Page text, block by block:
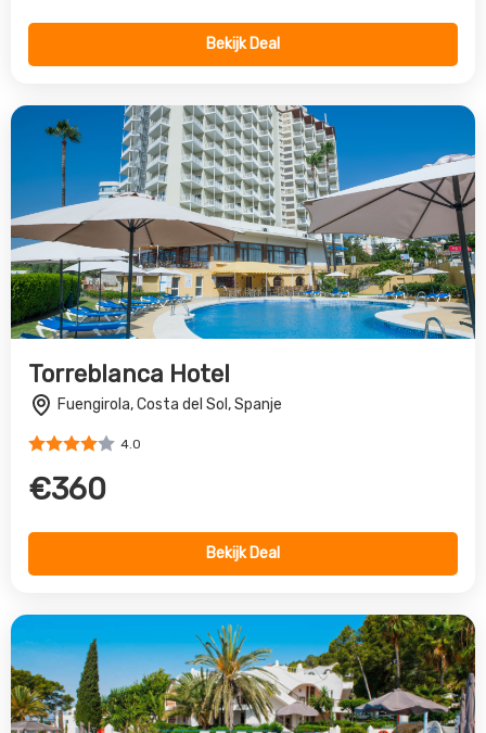
Bekijk Deal
Torreblanca Hotel
Fuengirola, Costa del Sol, Spanje
4.0
€360
Bekijk Deal